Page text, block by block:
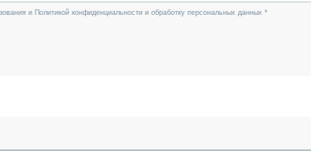
и Политикой конфиденциальности и обработку персональных данных *